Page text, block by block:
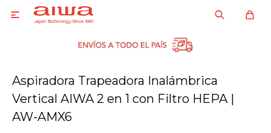

Aspiradora Trapeadora Inalámbrica
Vertical AIWA 2 en 1 con Filtro HEPA |
AW-AMX6